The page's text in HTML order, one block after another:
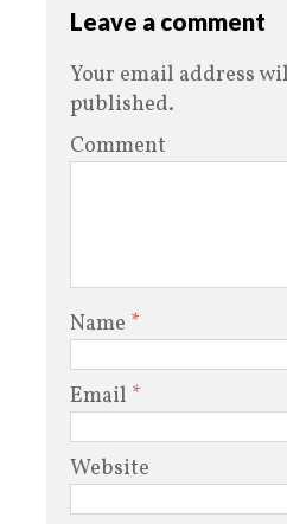
Leave a comment
Your email address
published.
Comment
Name *
Email *
Website